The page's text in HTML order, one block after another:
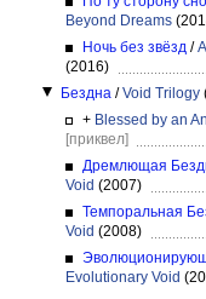
Beyond Dreams
Ночь без звёзд /
(2016)
Бездна /Void Trilogy
+ Blessed by an
[приквел]
Дремлющая
Void (2007)
Темпоральная
Void (2008)
Evolutionary Void